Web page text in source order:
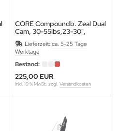
CORE Compoundb. Zeal Dual
Cam, 30-55lbs,23-30",
RH,Schwarz
Schwarz
Lieferzeit: ca. 5-25 Tage
Werktage
Bestand:
225,00 EUR
inkl. 19 % MwSt. zzgl. Versandkosten